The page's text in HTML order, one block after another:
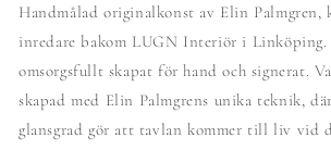
Handmålad originalkonst av Elin Palmgren,
inredare bakom LUGN Interiör i
omsorgsfullt skapat för hand och signerat.
skapad med Elin Palmgrens unika teknik,
glansgrad gör att tavlan kommer till liv vid